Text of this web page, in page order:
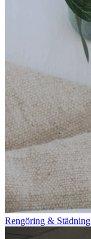
Rengöring & Städning